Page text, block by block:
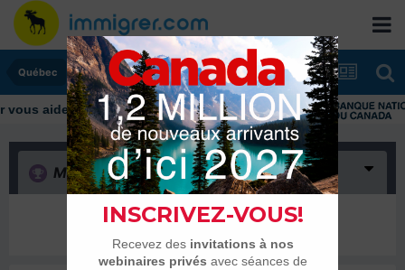
Québec
aider tout au long de votre transition
Merci (0)
Il n’y a encore rien ici